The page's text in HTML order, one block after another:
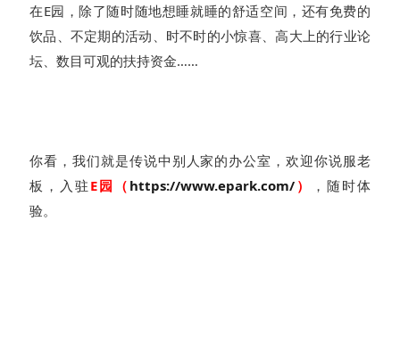
在E园，除了随时随地想睡就睡的舒适空间，还有免费的
饮品、不定期的活动、时不时的小惊喜、高大上的行业论
坛、数目可观的扶持资金……
你看，我们就是传说中别人家的办公室，欢迎你说服老
板，入驻 E园（ https://www.epark.com/ ）
，随时体
验。